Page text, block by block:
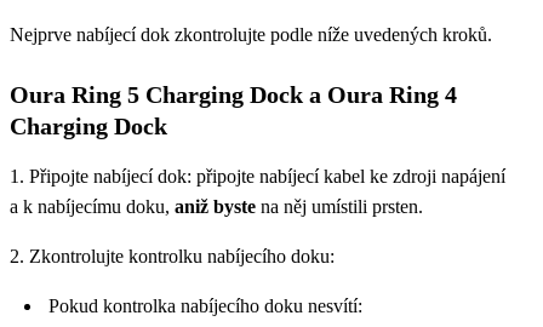
Nejprve nabíjecí dok zkontrolujte podle níže uvedených kroků.
Oura Ring 5 Charging Dock a Oura Ring 4
Charging Dock
1. Připojte nabíjecí dok: připojte nabíjecí kabel ke zdroji napájení
a k nabíjecímu doku, aniž byste na něj umístili prsten.
2. Zkontrolujte kontrolku nabíjecího doku:
Pokud kontrolka nabíjecího doku nesvítí: